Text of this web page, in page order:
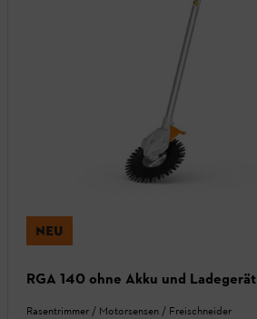
NEU
RGA 140 ohne Akku und Ladegerät
Rasentrimmer / Motorsensen / Freischneider